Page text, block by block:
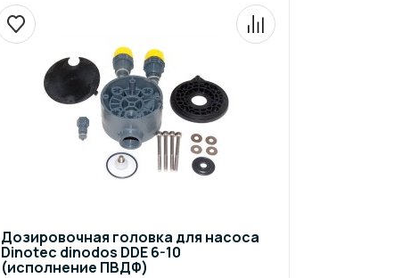
Дозировочная головка для насоса
Dinotec dinodos DDE 6-10
(исполнение ПВДФ)